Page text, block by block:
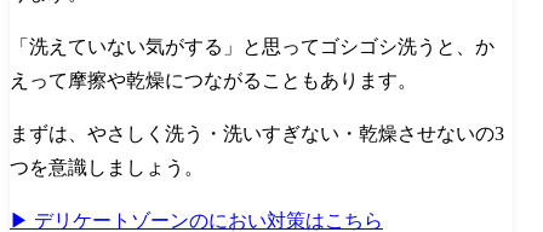
「洗えていない気がする」と思ってゴシゴシ洗うと、か
えって摩擦や乾燥につながることもあります。
まずは、 やさしく洗う・洗いすぎない・乾燥させないの3
つを意識しましょう。
▶ デリケートゾーンのにおい対策はこちら